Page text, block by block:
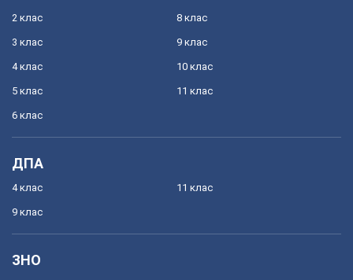
2 клас
3 клас
4 клас
5 клас
6 клас
8 клас
9 клас
10 клас
11 клас
ДПА
4 клас
9 клас
11 клас
ЗНО